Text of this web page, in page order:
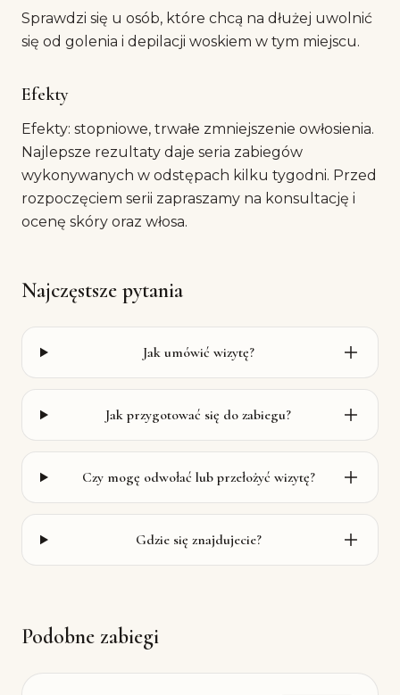
Sprawdzi się u osób, które chcą na dłużej uwolnić
się od golenia i depilacji woskiem w tym miejscu.
Efekty
Efekty: stopniowe, trwałe zmniejszenie owłosienia.
Najlepsze rezultaty daje seria zabiegów
wykonywanych w odstępach kilku tygodni. Przed
rozpoczęciem serii zapraszamy na konsultację i
ocenę skóry oraz włosa.
Najczęstsze pytania
Jak umówić wizytę?
Jak przygotować się do zabiegu?
Czy mogę odwołać lub przełożyć wizytę?
Gdzie się znajdujecie?
Podobne zabiegi